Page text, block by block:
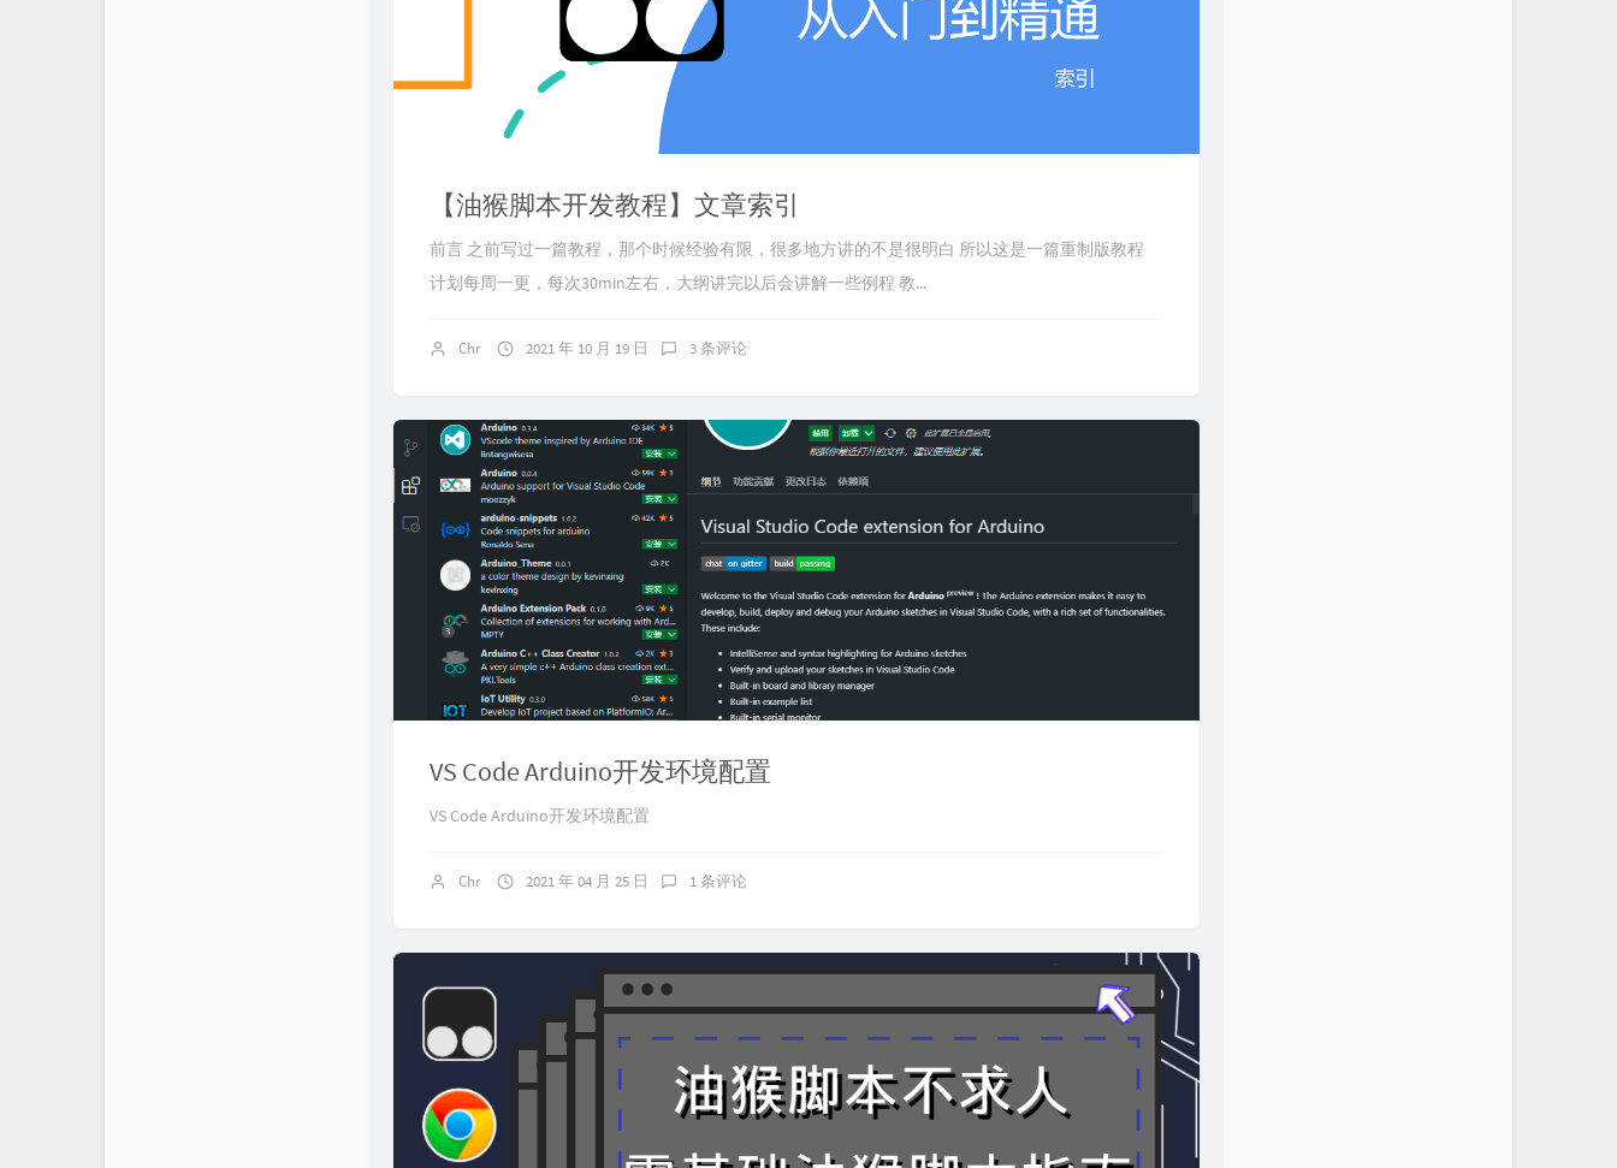
【油猴脚本开发教程】文章索引
前言 之前写过一篇教程，那个时候经验有限，很多地方讲的不是很明白 所以这是一篇重制版教程
计划每周一更，每次30min左右，大纲讲完以后会讲解一些例程 教...
Chr 2021 年 10 月 19 日 3 条评论
VS Code Arduino开发环境配置
VS Code Arduino开发环境配置
Chr 2021 年 04 月 25 日 1 条评论